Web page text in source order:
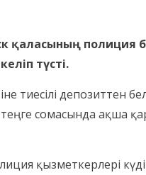
қаласының полиция
түсті.
тиесілі депозиттен
сомасында ақша
қызметкерлері